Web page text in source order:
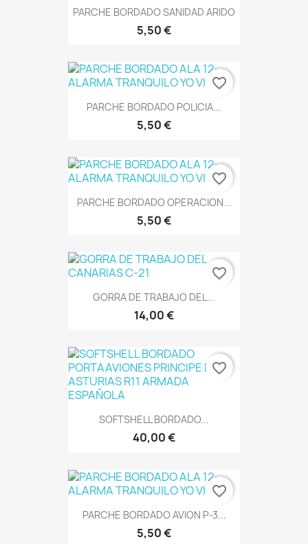
PARCHE BORDADO SANIDAD ARIDO
5,50 €
PARCHE BORDADO POLICIA...
5,50 €
favorite_border
PARCHE BORDADO OPERACION...
5,50 €
favorite_border
GORRA DE TRABAJO DEL...
14,00 €
favorite_border
SOFTSHELL BORDADO...
40,00 €
favorite_border
PARCHE BORDADO AVION P-3...
5,50 €
favorite_border